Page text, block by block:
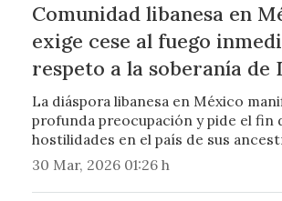
Comunidad libanesa en
exige cese al fuego
respeto a la soberanía de
La diáspora libanesa en México
profunda preocupación y pide el fin
hostilidades en el país de sus
30 Mar, 2026 01:26 h